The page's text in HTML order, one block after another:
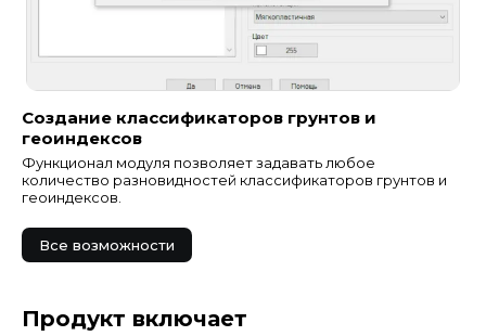
Создание классификаторов грунтов и
геоиндексов
Функционал модуля позволяет задавать любое
количество разновидностей классификаторов грунтов и
геоиндексов.
Все возможности
Продукт включает